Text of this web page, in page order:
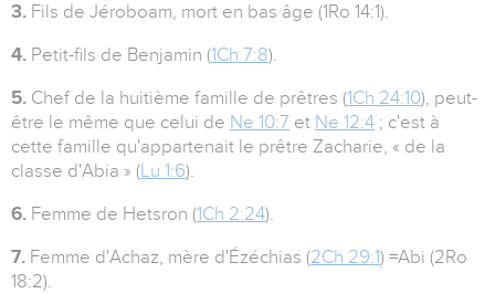
3. Fils de Jéroboam, mort en bas âge (1Ro 14:1).
4. Petit-fils de Benjamin (1Ch 7:8).
5. Chef de la huitième famille de prêtres (1Ch 24:10), peut-
être le même que celui de Ne 10:7 et Ne 12:4 ; c'est à
cette famille qu'appartenait le prêtre Zacharie, « de la
classe d'Abia » (Lu 1:6).
6. Femme de Hetsron (1Ch 2:24).
7. Femme d'Achaz, mère d'Ézéchias (2Ch 29:1) =Abi (2Ro
18:2).